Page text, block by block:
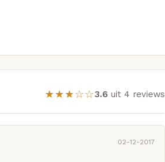
★★★☆☆3.6 uit 4 reviews
02-12-2017